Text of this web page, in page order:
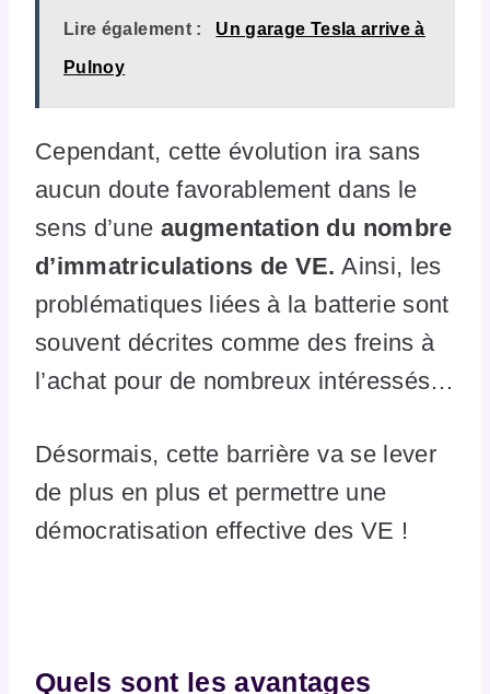
Lire également : Un garage Tesla arrive à
Pulnoy
Cependant, cette évolution ira sans
aucun doute favorablement dans le
sens d’une augmentation du nombre
d’immatriculations de VE. Ainsi, les
problématiques liées à la batterie sont
souvent décrites comme des freins à
l’achat pour de nombreux intéressés…
Désormais, cette barrière va se lever
de plus en plus et permettre une
démocratisation effective des VE !
Quels sont les avantages